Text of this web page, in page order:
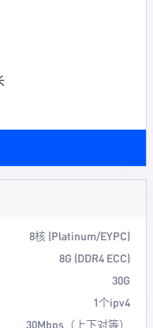
8核 (Platinum/EYPC)
8G (DDR4 ECC)
30G
1个ipv4
30Mbps（上下对等）